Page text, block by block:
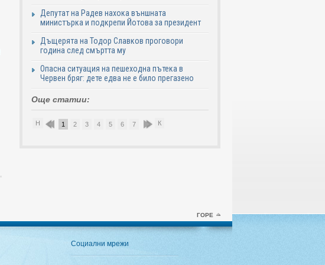
Депутат на Радев нахока външната
министърка и подкрепи Йотова за президент
Дъщерята на Тодор Славков проговори
година след смъртта му
Опасна ситуация на пешеходна пътека в
Червен бряг: дете едва не е било прегазено
Още статии:
Н 1 2 3 4 5 6 7 8 9К
ГОРЕ
Социални мрежи